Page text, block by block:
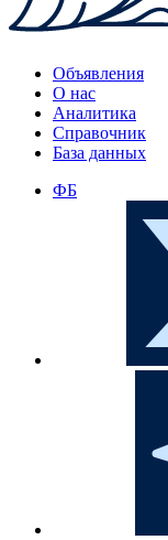
Объявления
О нас
Аналитика
Справочник
База данных
ФБ